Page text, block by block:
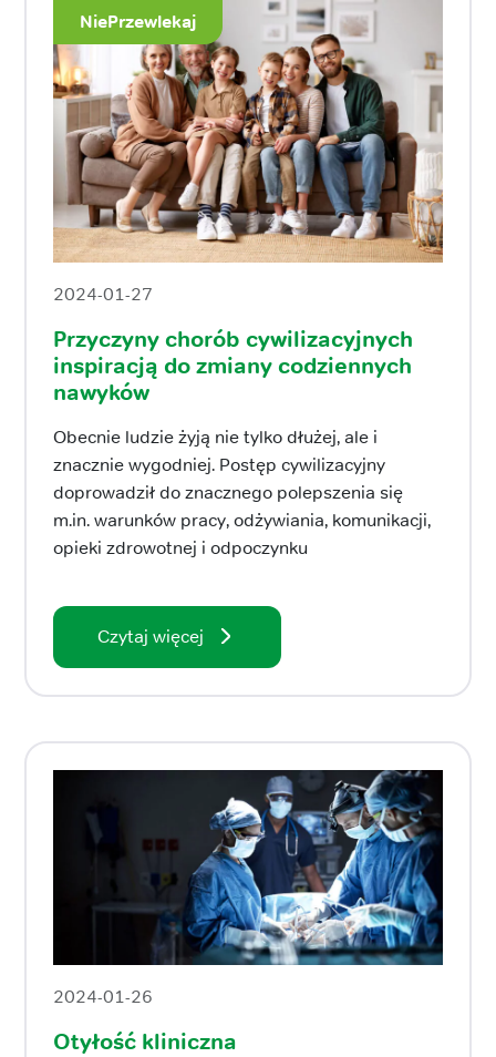
NiePrzewlekaj
2024-01-27
Przyczyny chorób cywilizacyjnych
inspiracją do zmiany codziennych
nawyków
Obecnie ludzie żyją nie tylko dłużej, ale i
znacznie wygodniej. Postęp cywilizacyjny
doprowadził do znacznego polepszenia się
m.in. warunków pracy, odżywiania, komunikacji,
opieki zdrowotnej i odpoczynku
Czytaj więcej
2024-01-26
Otyłość kliniczna